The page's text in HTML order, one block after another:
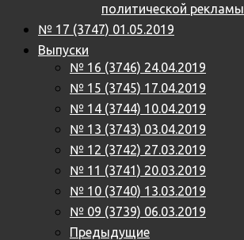
политической рекламы
№ 17 (3747) 01.05.2019
Выпуски
№ 16 (3746) 24.04.2019
№ 15 (3745) 17.04.2019
№ 14 (3744) 10.04.2019
№ 13 (3743) 03.04.2019
№ 12 (3742) 27.03.2019
№ 11 (3741) 20.03.2019
№ 10 (3740) 13.03.2019
№ 09 (3739) 06.03.2019
Предыдущие